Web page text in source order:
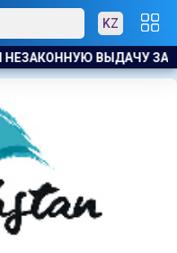
KZ
К ЧЕМУ ПРИДЁТ СУД?